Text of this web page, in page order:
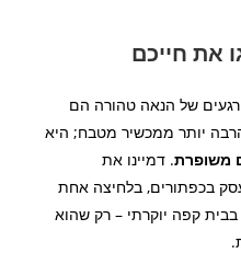
את חייכם
ורגעים של הנאה טהורה הם
יותר ממכשיר מטבח; היא
משופרת. דמיינו את
בכפתורים, בלחיצה אחת
קפה יוקרתי – רק שהוא